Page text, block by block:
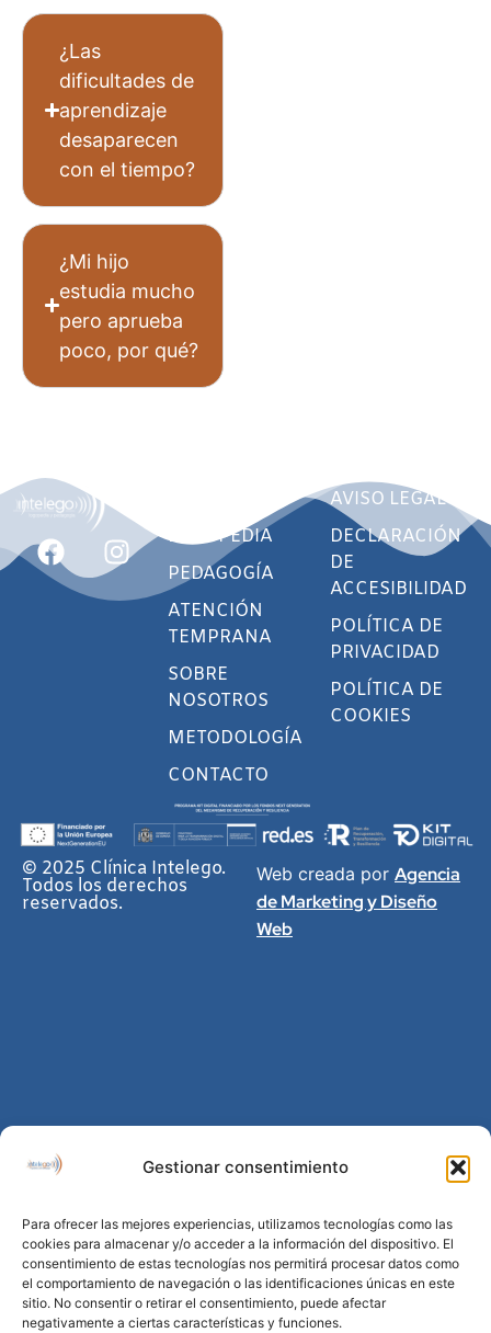
Gestionar consentimiento
Para ofrecer las mejores experiencias, utilizamos tecnologías como las
cookies para almacenar y/o acceder a la información del dispositivo. El
consentimiento de estas tecnologías nos permitirá procesar datos como
el comportamiento de navegación o las identificaciones únicas en este
sitio. No consentir o retirar el consentimiento, puede afectar
negativamente a ciertas características y funciones.
¿Las
dificultades de
aprendizaje
desaparecen
con el tiempo?
¿Mi hijo
estudia mucho
pero aprueba
poco, por qué?
LOGOPEDIA
PEDAGOGÍA
ATENCIÓN
TEMPRANA
SOBRE
NOSOTROS
METODOLOGÍA
CONTACTO
AVISO LEGAL
DECLARACIÓN
DE
ACCESIBILIDAD
POLÍTICA DE
PRIVACIDAD
POLÍTICA DE
COOKIES
© 2025 Clínica Intelego.
Todos los derechos
reservados.
Web creada por Agencia
de Marketing y Diseño
Web